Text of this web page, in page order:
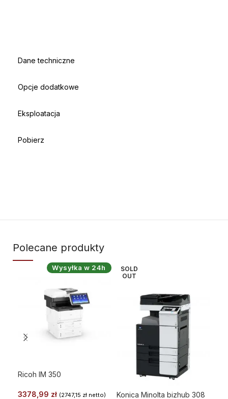
Dane techniczne
Opcje dodatkowe
Eksploatacja
Pobierz
Polecane produkty
Wysyłka w 24h
Ricoh IM 350
3378,99 zł (2747,15 zł netto)
SOLD
OUT
Konica Minolta bizhub 308